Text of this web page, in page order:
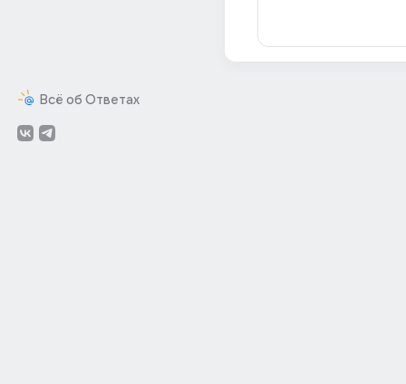
Всё об Ответах